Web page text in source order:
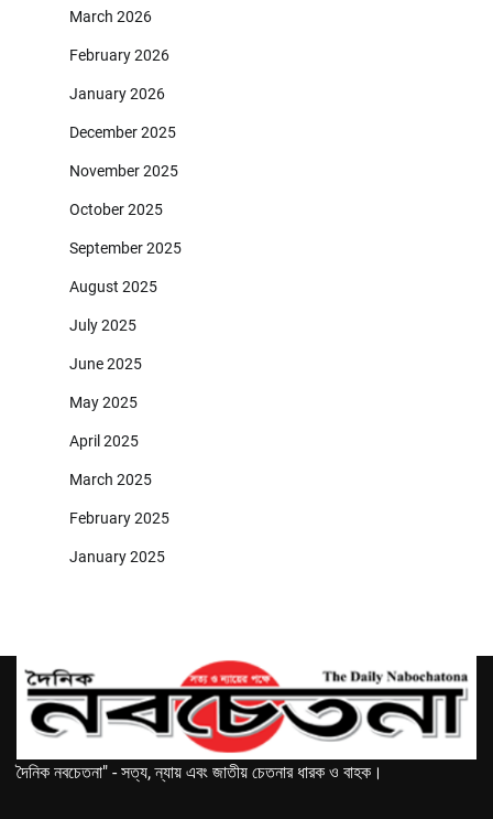
March 2026
February 2026
January 2026
December 2025
November 2025
October 2025
September 2025
August 2025
July 2025
June 2025
May 2025
April 2025
March 2025
February 2025
January 2025
দৈনিক নবচেতনা" - সত্য, ন্যায় এবং জাতীয় চেতনার ধারক ও বাহক।